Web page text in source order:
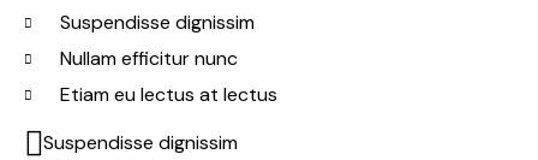
Suspendisse dignissim
Nullam efficitur nunc
Etiam eu lectus at lectus
Suspendisse dignissim